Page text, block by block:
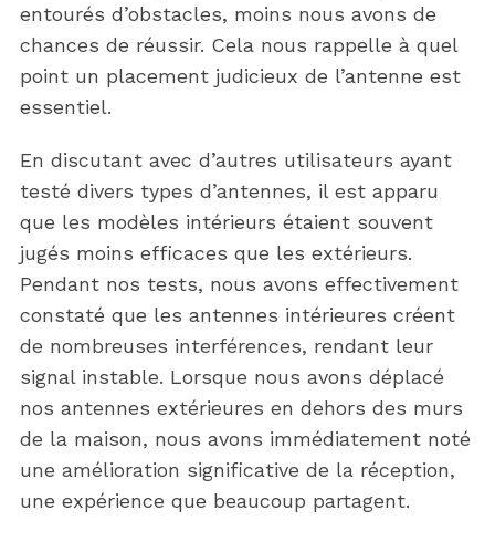
entourés d’obstacles, moins nous avons de
chances de réussir. Cela nous rappelle à quel
point un placement judicieux de l’antenne est
essentiel.
En discutant avec d’autres utilisateurs ayant
testé divers types d’antennes, il est apparu
que les modèles intérieurs étaient souvent
jugés moins efficaces que les extérieurs.
Pendant nos tests, nous avons effectivement
constaté que les antennes intérieures créent
de nombreuses interférences, rendant leur
signal instable. Lorsque nous avons déplacé
nos antennes extérieures en dehors des murs
de la maison, nous avons immédiatement noté
une amélioration significative de la réception,
une expérience que beaucoup partagent.